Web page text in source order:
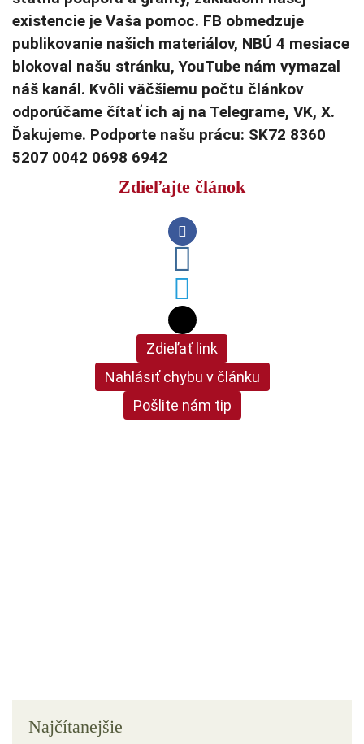
existencie je Vaša pomoc. FB obmedzuje
publikovanie našich materiálov, NBÚ 4 mesiace
blokoval našu stránku, YouTube nám vymazal
náš kanál. Kvôli väčšiemu počtu článkov
odporúčame čítať ich aj na Telegrame, VK, X.
Ďakujeme. Podporte našu prácu: SK72 8360
5207 0042 0698 6942
Zdieľajte článok
Zdieľať link
Nahlásiť chybu v článku
Pošlite nám tip
Najčítanejšie